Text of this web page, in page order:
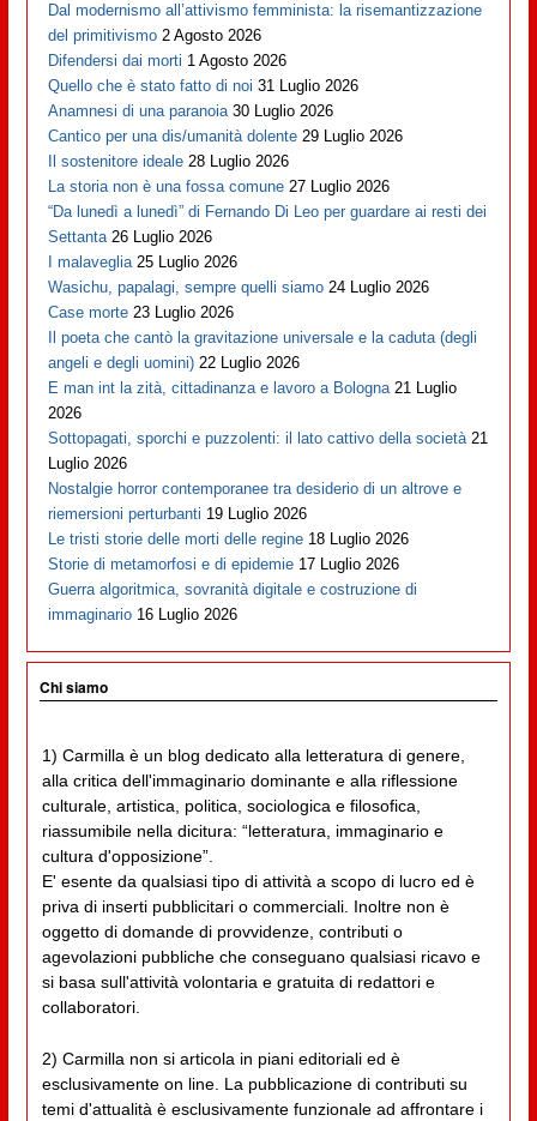
Dal modernismo all’attivismo femminista: la risemantizzazione
del primitivismo 2 Agosto 2026
Difendersi dai morti 1 Agosto 2026
Quello che è stato fatto di noi 31 Luglio 2026
Anamnesi di una paranoia 30 Luglio 2026
Cantico per una dis/umanità dolente 29 Luglio 2026
Il sostenitore ideale 28 Luglio 2026
La storia non è una fossa comune 27 Luglio 2026
“Da lunedì a lunedì” di Fernando Di Leo per guardare ai resti dei
Settanta 26 Luglio 2026
I malaveglia 25 Luglio 2026
Wasichu, papalagi, sempre quelli siamo 24 Luglio 2026
Case morte 23 Luglio 2026
Il poeta che cantò la gravitazione universale e la caduta (degli
angeli e degli uomini) 22 Luglio 2026
E man int la zità, cittadinanza e lavoro a Bologna 21 Luglio
2026
Sottopagati, sporchi e puzzolenti: il lato cattivo della società 21
Luglio 2026
Nostalgie horror contemporanee tra desiderio di un altrove e
riemersioni perturbanti 19 Luglio 2026
Le tristi storie delle morti delle regine 18 Luglio 2026
Storie di metamorfosi e di epidemie 17 Luglio 2026
Guerra algoritmica, sovranità digitale e costruzione di
immaginario 16 Luglio 2026
Chi siamo
1) Carmilla è un blog dedicato alla letteratura di genere,
alla critica dell'immaginario dominante e alla riflessione
culturale, artistica, politica, sociologica e filosofica,
riassumibile nella dicitura: “letteratura, immaginario e
cultura d'opposizione”.
E' esente da qualsiasi tipo di attività a scopo di lucro ed è
priva di inserti pubblicitari o commerciali. Inoltre non è
oggetto di domande di provvidenze, contributi o
agevolazioni pubbliche che conseguano qualsiasi ricavo e
si basa sull'attività volontaria e gratuita di redattori e
collaboratori.
2) Carmilla non si articola in piani editoriali ed è
esclusivamente on line. La pubblicazione di contributi su
temi d'attualità è esclusivamente funzionale ad affrontare i